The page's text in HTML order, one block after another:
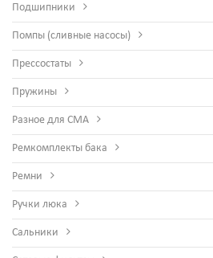
Подшипники
Помпы (сливные насосы)
Прессостаты
Пружины
Разное для СМА
Ремкомплекты бака
Ремни
Ручки люка
Сальники